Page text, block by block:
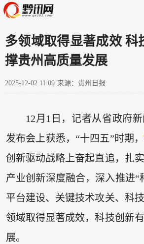
多领域取得显著成效 科
撑贵州高质量发展
2025-12-02 11:09 来源：贵州日报
12月1日，记者从省政府
发布会上获悉，“十四五”时期，
创新驱动战略上奋起直追，扎
产业创新深度融合，深入推进“
平台建设、关键技术攻关、科
领域取得显著成效，科技创新
展。